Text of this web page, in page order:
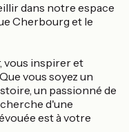
dans notre espace
Cherbourg et le
vous inspirer et
vous soyez un
un passionné de
d'une
est à votre